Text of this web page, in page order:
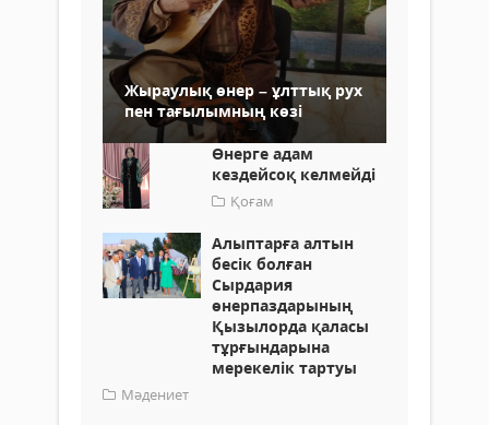
Жыраулық өнер – ұлттық рух
пен тағылымның көзі
Өнерге адам
кездейсоқ келмейді
Қоғам
Алыптарға алтын
бесік болған
Сырдария
өнерпаздарының
Қызылорда қаласы
тұрғындарына
мерекелік тартуы
Мәдениет